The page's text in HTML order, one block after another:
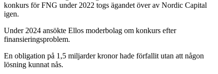
konkurs för FNG under 2022 togs ägandet över av Nordic Capital
igen.
Under 2024 ansökte Ellos moderbolag om konkurs efter
finansieringsproblem.
En obligation på 1,5 miljarder kronor hade förfallit utan att någon
lösning kunnat nås.